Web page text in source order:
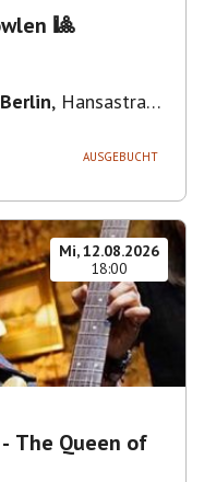
🎱
, Hansastraße
AUSGEBUCHT
Mi, 12.08.2026
18:00
The Queen of